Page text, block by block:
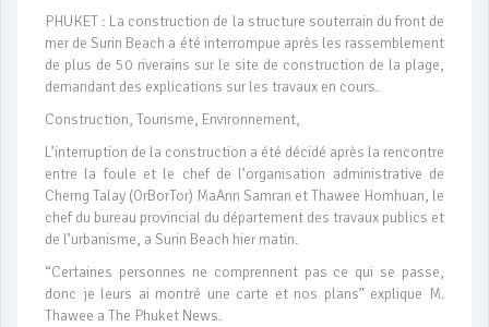
PHUKET : La construction de la structure souterrain du front de
mer de Surin Beach a été interrompue après les rassemblement
de plus de 50 riverains sur le site de construction de la plage,
demandant des explications sur les travaux en cours.
Construction, Tourisme, Environnement,
L’interruption de la construction a été décidé après la rencontre
entre la foule et le chef de l’organisation administrative de
Cherng Talay (OrBorTor) MaAnn Samran et Thawee Homhuan, le
chef du bureau provincial du département des travaux publics et
de l’urbanisme, a Surin Beach hier matin.
“Certaines personnes ne comprennent pas ce qui se passe,
donc je leurs ai montré une carte et nos plans” explique M.
Thawee a The Phuket News.